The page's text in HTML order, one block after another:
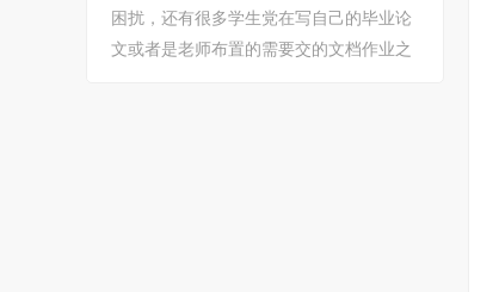
困扰，还有很多学生党在写自己的毕业论
文或者是老师布置的需要交的文档作业之